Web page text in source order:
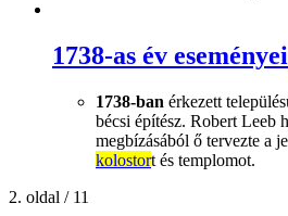
1738-as év eseményei
1738-ban érkezett
bécsi építész. Robert Leeb
megbízásából ő tervezte a
kolostort és templomot.
2. oldal / 11